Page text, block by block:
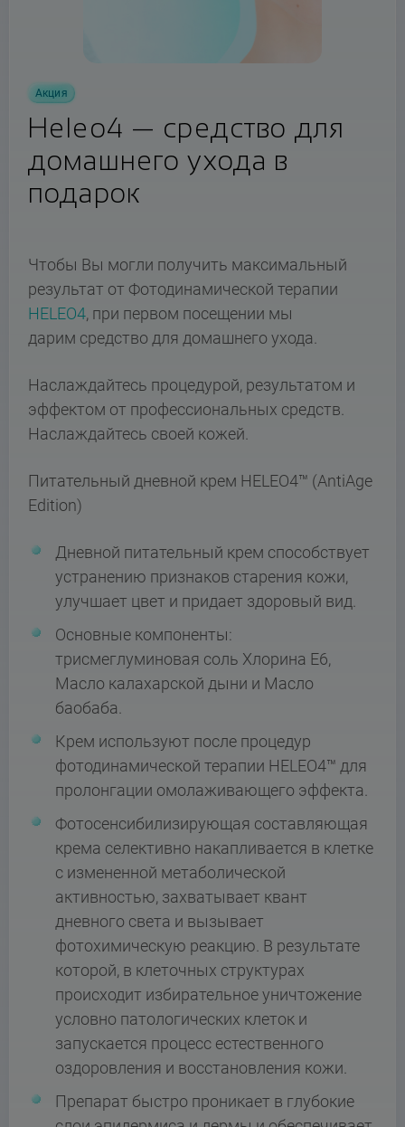
Акция
Heleo4 — средство для
домашнего ухода в
подарок
Чтобы Вы могли получить максимальный
результат от Фотодинамической терапии
HELEO4, при первом посещении мы
дарим средство для домашнего ухода.
Наслаждайтесь процедурой, результатом и
эффектом от профессиональных средств.
Наслаждайтесь своей кожей.
Питательный дневной крем HELEO4™ (AntiAge
Edition)
Дневной питательный крем способствует
устранению признаков старения кожи,
улучшает цвет и придает здоровый вид.
Основные компоненты:
трисмеглуминовая соль Хлорина Е6,
Масло калахарской дыни и Масло
баобаба.
Крем используют после процедур
фотодинамической терапии HELEO4™ для
пролонгации омолаживающего эффекта.
Фотосенсибилизирующая составляющая
крема селективно накапливается в клетке
с измененной метаболической
активностью, захватывает квант
дневного света и вызывает
фотохимическую реакцию. В результате
которой, в клеточных структурах
происходит избирательное уничтожение
условно патологических клеток и
запускается процесс естественного
оздоровления и восстановления кожи.
Препарат быстро проникает в глубокие